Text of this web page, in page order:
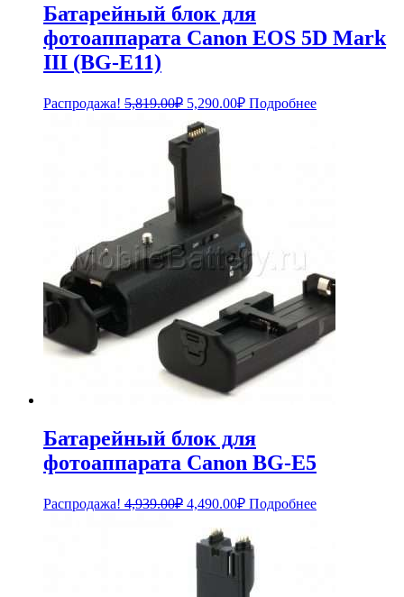
Батарейный блок для
фотоаппарата Canon EOS 5D Mark
III (BG-E11)
Распродажа! 5,819.00₽ Первоначальная
составляла
5,819.00₽.
5,290.00₽Текущая
цена:
Подробнее
Батарейный блок для
фотоаппарата Canon BG-E5
Распродажа! 4,939.00₽ Первоначальная
составляла
4,939.00₽.
4,490.00₽Текущая
цена:
4,490.00₽.
Подробнее